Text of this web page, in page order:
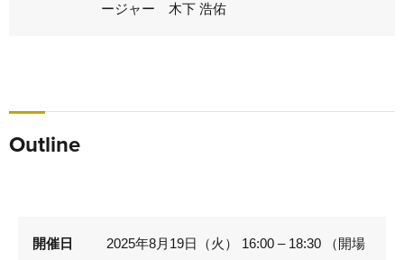
ージャー 木下 浩佑
Outline
開催日
2025年8月19日（火） 16:00 – 18:30 （開場